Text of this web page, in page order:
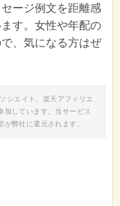
ージ例文を距離感
す。女性や年配の
、気になる方はぜ
シエイト、楽天アフィリエ
加しています。当サービス
弊社に還元されます。